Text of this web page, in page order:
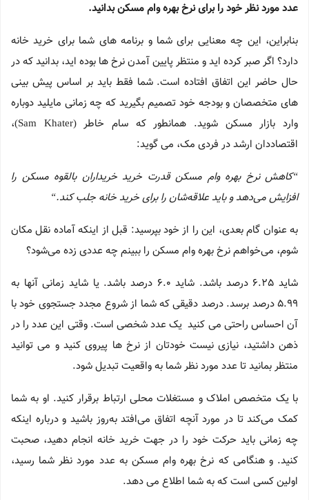
عدد مورد نظر خود را برای نرخ بهره وام مسکن بدانید.
بنابراین، این چه معنایی برای شما و برنامه های شما برای خرید خانه
دارد؟ اگر صبر کرده اید و منتظر پایین آمدن نرخ ها بوده اید، بدانید که در
حال حاضر این اتفاق افتاده است. شما فقط باید بر اساس پیش بینی
های متخصصان و بودجه خود تصمیم بگیرید که چه زمانی مایلید دوباره
وارد بازار مسکن شوید. همانطور که سام خاطر (Sam Khater)،
اقتصاددان ارشد در فردی مک، می گوید:
“کاهش نرخ بهره وام مسکن قدرت خرید خریداران بالقوه مسکن را
افزایش می‌دهد و باید علاقه‌شان را برای خرید خانه جلب کند.“
به عنوان گام بعدی، این را از خود بپرسید: قبل از اینکه آماده نقل مکان
شوم، می‌خواهم نرخ‌ بهره وام مسکن را ببینم چه عددی زده می‌شود؟
شاید 6.25 درصد باشد. شاید 6.0 درصد باشد. یا شاید زمانی آنها به
5.99 درصد برسد. درصد دقیقی که شما از شروع مجدد جستجوی خود با
آن احساس راحتی می کنید یک عدد شخصی است. وقتی این عدد را در
ذهن داشتید، نیازی نیست خودتان از نرخ ها پیروی کنید و می توانید
منتظر بمانید تا عدد مورد نظر شما به واقعیت تبدیل شود.
با یک متخصص املاک و مستغلات محلی ارتباط برقرار کنید. او به شما
کمک می‌کند تا در مورد آنچه اتفاق می‌افتد به‌روز باشید و درباره اینکه
چه زمانی باید حرکت خود را در جهت خرید خانه انجام دهید، صحبت
کنید. و هنگامی که نرخ بهره وام مسکن به عدد مورد نظر شما رسید،
اولین کسی است که به شما اطلاع می دهد.